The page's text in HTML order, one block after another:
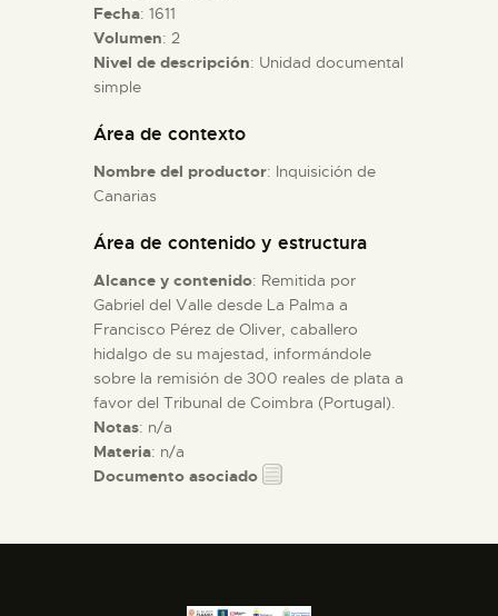
COLECCIONES
ESPAÑOL
Fecha: 1611
Volumen: 2
Nivel de descripción: Unidad documental
simple
Área de contexto
Nombre del productor: Inquisición de
Canarias
Área de contenido y estructura
Alcance y contenido: Remitida por
Gabriel del Valle desde La Palma a
Francisco Pérez de Oliver, caballero
hidalgo de su majestad, informándole
sobre la remisión de 300 reales de plata a
favor del Tribunal de Coimbra (Portugal).
Notas: n/a
Materia: n/a
Documento asociado